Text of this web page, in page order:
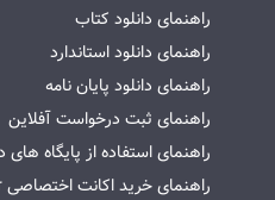
راهنمای دانلود کتاب
راهنمای دانلود استاندارد
راهنمای دانلود پایان نامه
راهنمای ثبت درخواست آفلاین
راهنمای استفاده از پایگاه
راهنمای خرید اکانت اختصاصی SciFinder